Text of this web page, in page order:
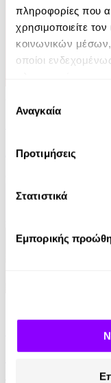
πληροφορίες που
χρησιμοποιείτε
κοινωνικών
οποίοι
των υπηρεσιών
συγκατάθεσης
Αναγκαία
Προτιμήσεις
Στατιστικά
Εμπορικής
Αλέκος Φασιανός
Η Ελλάδα του